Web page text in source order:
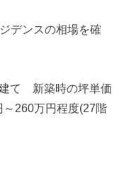
デンスの相場を確
て 新築時の坪単価
260万円程度(27階